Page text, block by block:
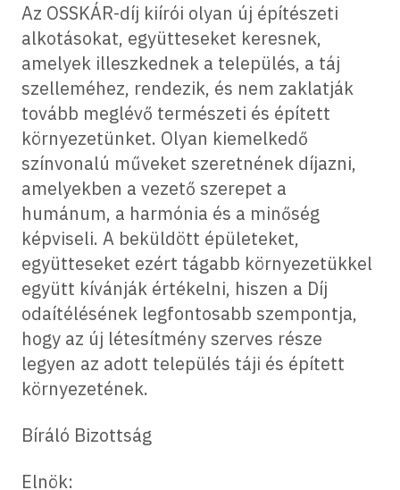
Az OSSKÁR-díj kiírói olyan új építészeti
alkotásokat, együtteseket keresnek,
amelyek illeszkednek a település, a táj
szelleméhez, rendezik, és nem zaklatják
tovább meglévő természeti és épített
környezetünket. Olyan kiemelkedő
színvonalú műveket szeretnének díjazni,
amelyekben a vezető szerepet a
humánum, a harmónia és a minőség
képviseli. A beküldött épületeket,
együtteseket ezért tágabb környezetükkel
együtt kívánják értékelni, hiszen a Díj
odaítélésének legfontosabb szempontja,
hogy az új létesítmény szerves része
legyen az adott település táji és épített
környezetének.
Bíráló Bizottság
Elnök: